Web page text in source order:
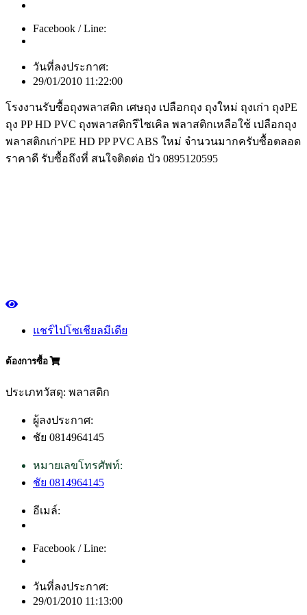
Facebook / Line:
วันที่ลงประกาศ:
29/01/2010 11:22:00
โรงงานรับซื้อถุงพลาสติก เศษถุง เปลือกถุง ถุงใหม่ ถุงเก่า ถุงPE
ถุง PP HD PVC ถุงพลาสติกรีไซเคิล พลาสติกเหลือใช้ เปลือกถุง
พลาสติกเก่าPE HD PP PVC ABS ใหม่ จำนวนมากครับซื้อตลอด
ราคาดี รับซื้อถึงที่ สนใจติดต่อ บัว 0895120595
แชร์ไปโซเชียลมีเดีย
ต้องการซื้อ
ประเภทวัสดุ: พลาสติก
ผู้ลงประกาศ:
ชัย 0814964145
หมายเลขโทรศัพท์:
ชัย 0814964145
อีเมล์:
Facebook / Line:
วันที่ลงประกาศ:
29/01/2010 11:13:00